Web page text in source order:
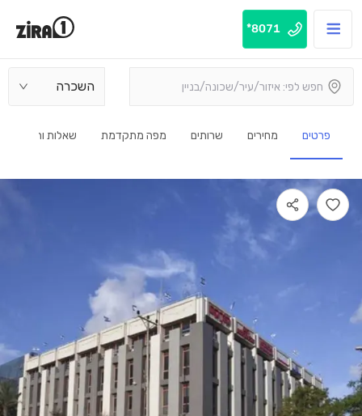
8071*
השכרה
פרטים מחירים שרותים מפה מתקדמת שאלות ותשובות